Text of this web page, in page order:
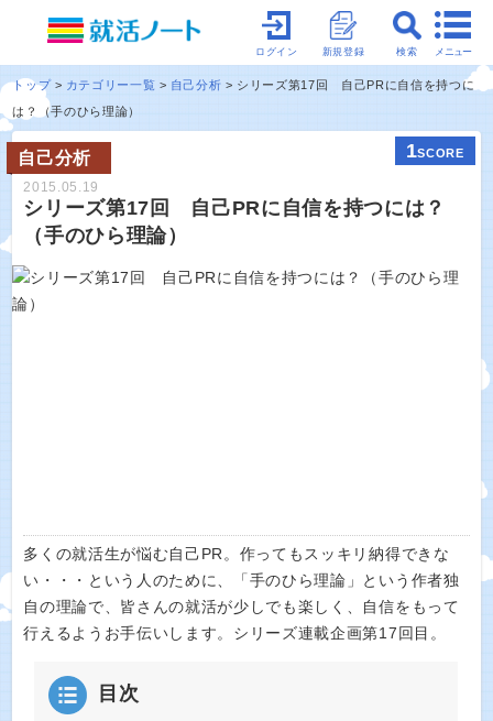
メニュー
検索
新規登録
ログイン
トップ カテゴリー一覧 自己分析
シリーズ第17回 自己PRに自信を持つに
は？（手のひら理論）
自己分析 1SCORE
2015.05.19
シリーズ第17回 自己PRに自信を持つには？
（手のひら理論）
多くの就活生が悩む自己PR。作ってもスッキリ納得できな
い・・・という人のために、「手のひら理論」という作者独
自の理論で、皆さんの就活が少しでも楽しく、自信をもって
行えるようお手伝いします。シリーズ連載企画第17回目。
目次